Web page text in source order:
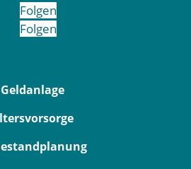
Folgen
Folgen
Geldanlage